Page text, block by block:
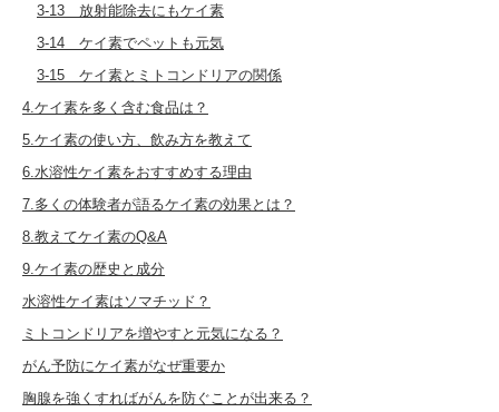
3-13 放射能除去にもケイ素
3-14 ケイ素でペットも元気
3-15 ケイ素とミトコンドリアの関係
4.ケイ素を多く含む食品は？
5.ケイ素の使い方、飲み方を教えて
6.水溶性ケイ素をおすすめする理由
7.多くの体験者が語るケイ素の効果とは？
8.教えてケイ素のQ&A
9.ケイ素の歴史と成分
水溶性ケイ素はソマチッド？
ミトコンドリアを増やすと元気になる？
がん予防にケイ素がなぜ重要か
胸腺を強くすればがんを防ぐことが出来る？